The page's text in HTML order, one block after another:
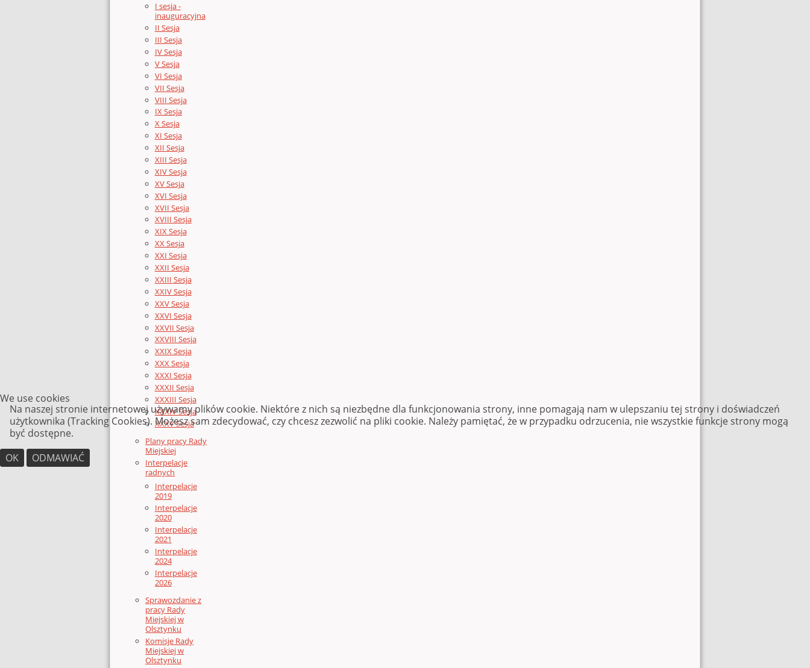
I sesja -
inauguracyjna
II Sesja
III Sesja
IV Sesja
V Sesja
VI Sesja
VII Sesja
VIII Sesja
IX Sesja
X Sesja
XI Sesja
XII Sesja
XIII Sesja
XIV Sesja
XV Sesja
XVI Sesja
XVII Sesja
XVIII Sesja
XIX Sesja
XX Sesja
XXI Sesja
XXII Sesja
XXIII Sesja
XXIV Sesja
XXV Sesja
XXVI Sesja
XXVII Sesja
XXVIII Sesja
XXIX Sesja
XXX Sesja
XXXI Sesja
XXXII Sesja
XXXIII Sesja
XXXIV Sesja
XXXV Sesja
Plany pracy Rady
Miejskiej
Interpelacje
radnych
Interpelacje
2019
Interpelacje
2020
Interpelacje
2021
Interpelacje
2024
Interpelacje
2026
Sprawozdanie z
pracy Rady
Miejskiej w
Olsztynku
Komisje Rady
Miejskiej w
Olsztynku
We use cookies
Na naszej stronie internetowej używamy plików cookie. Niektóre z nich są niezbędne dla funkcjonowania strony, inne pomagają nam w ulepszaniu tej strony i doświadczeń
użytkownika (Tracking Cookies). Możesz sam zdecydować, czy chcesz zezwolić na pliki cookie. Należy pamiętać, że w przypadku odrzucenia, nie wszystkie funkcje strony mogą
być dostępne.
OK
ODMAWIAĆ